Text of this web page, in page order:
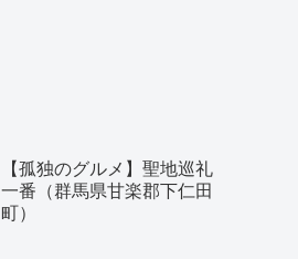
【孤独のグルメ】聖地巡礼
一番（群馬県甘楽郡下仁田
町）